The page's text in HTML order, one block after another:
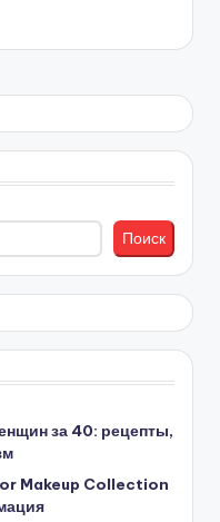
Поиск
за 40: рецепты,
Makeup Collection